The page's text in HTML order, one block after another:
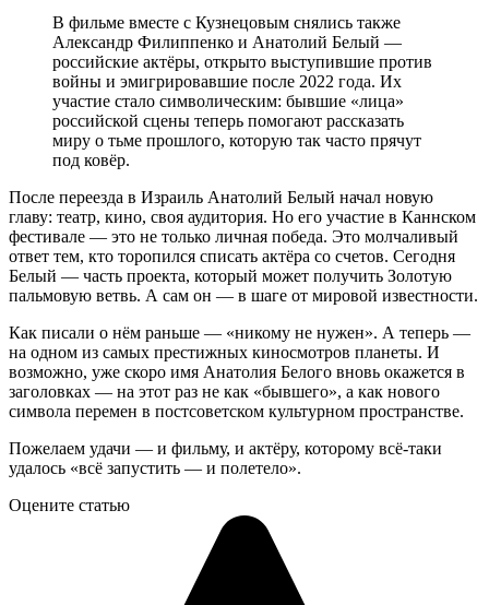
В фильме вместе с Кузнецовым снялись также
Александр Филиппенко и Анатолий Белый —
российские актёры, открыто выступившие против
войны и эмигрировавшие после 2022 года. Их
участие стало символическим: бывшие «лица»
российской сцены теперь помогают рассказать
миру о тьме прошлого, которую так часто прячут
под ковёр.
После переезда в Израиль Анатолий Белый начал новую
главу: театр, кино, своя аудитория. Но его участие в Каннском
фестивале — это не только личная победа. Это молчаливый
ответ тем, кто торопился списать актёра со счетов. Сегодня
Белый — часть проекта, который может получить Золотую
пальмовую ветвь. А сам он — в шаге от мировой известности.
Как писали о нём раньше — «никому не нужен». А теперь —
на одном из самых престижных киносмотров планеты. И
возможно, уже скоро имя Анатолия Белого вновь окажется в
заголовках — на этот раз не как «бывшего», а как нового
символа перемен в постсоветском культурном пространстве.
Пожелаем удачи — и фильму, и актёру, которому всё-таки
удалось «всё запустить — и полетело».
Оцените статью